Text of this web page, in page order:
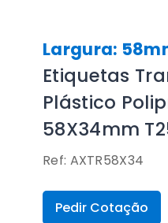
Largura:
Etiquetas
Plástico
58X34mm
Ref: AXTR58X34
Pedir Cotação